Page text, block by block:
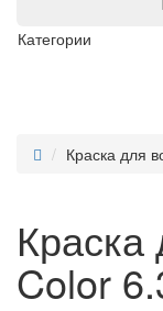
Категории
Краска для
Краска
Color